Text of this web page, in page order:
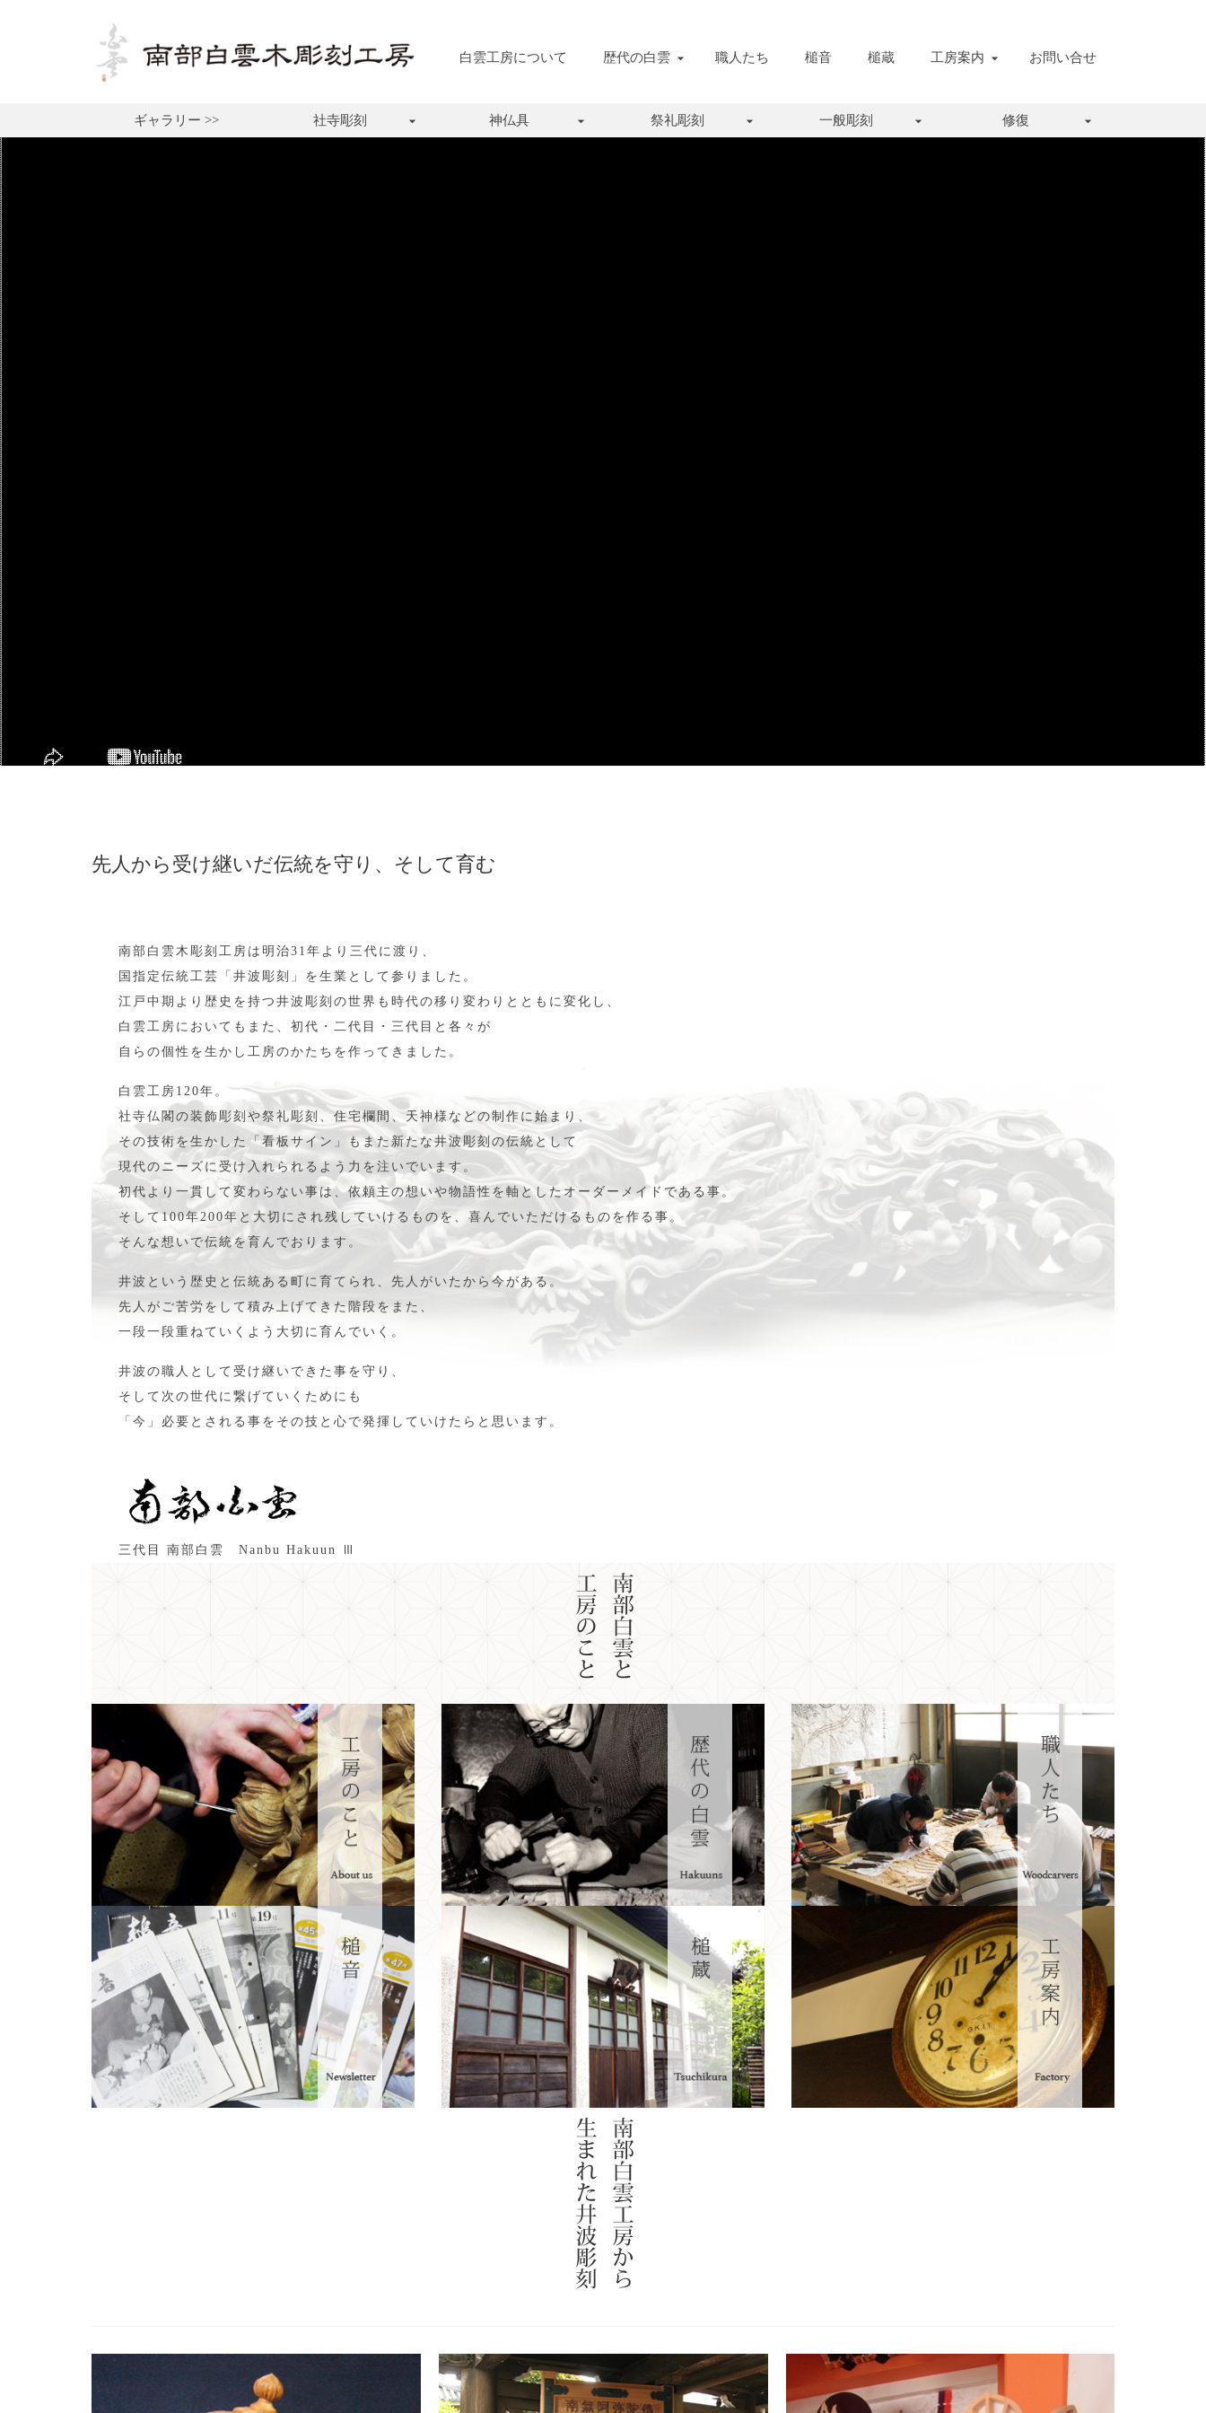
白雲工房について 歴代の白雲 職人たち 槌音 槌蔵 工房案内 お問い合せ
ギャラリー >> 社寺彫刻 神仏具 祭礼彫刻 一般彫刻 修復
先人から受け継いだ伝統を守り、そして育む
南部白雲木彫刻工房は明治31年より三代に渡り、
国指定伝統工芸「井波彫刻」を生業として参りました。
江戸中期より歴史を持つ井波彫刻の世界も時代の移り変わりとともに変化し、
白雲工房においてもまた、初代・二代目・三代目と各々が
自らの個性を生かし工房のかたちを作ってきました。
白雲工房120年。
社寺仏閣の装飾彫刻や祭礼彫刻、住宅欄間、天神様などの制作に始まり、
その技術を生かした「看板サイン」もまた新たな井波彫刻の伝統として
現代のニーズに受け入れられるよう力を注いでいます。
初代より一貫して変わらない事は、依頼主の想いや物語性を軸としたオーダーメイドである事。
そして100年200年と大切にされ残していけるものを、喜んでいただけるものを作る事。
そんな想いで伝統を育んでおります。
井波という歴史と伝統ある町に育てられ、先人がいたから今がある。
先人がご苦労をして積み上げてきた階段をまた、
一段一段重ねていくよう大切に育んでいく。
井波の職人として受け継いできた事を守り、
そして次の世代に繋げていくためにも
「今」必要とされる事をその技と心で発揮していけたらと思います。
三代目 南部白雲 Nanbu Hakuun Ⅲ